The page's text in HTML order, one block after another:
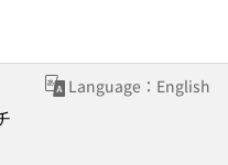
Language：English